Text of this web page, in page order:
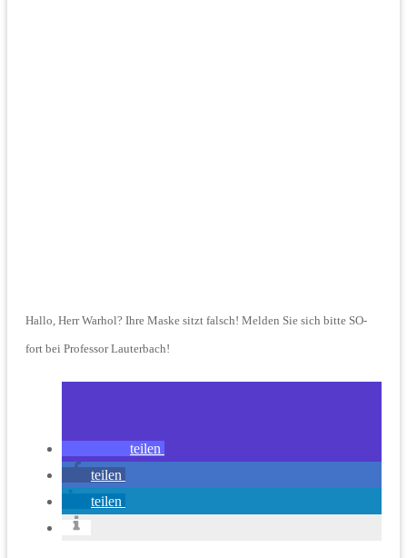
Hallo, Herr Warhol? Ihre Maske sitzt falsch! Melden Sie sich bitte SO-
fort bei Professor Lauterbach!
teilen
teilen
teilen